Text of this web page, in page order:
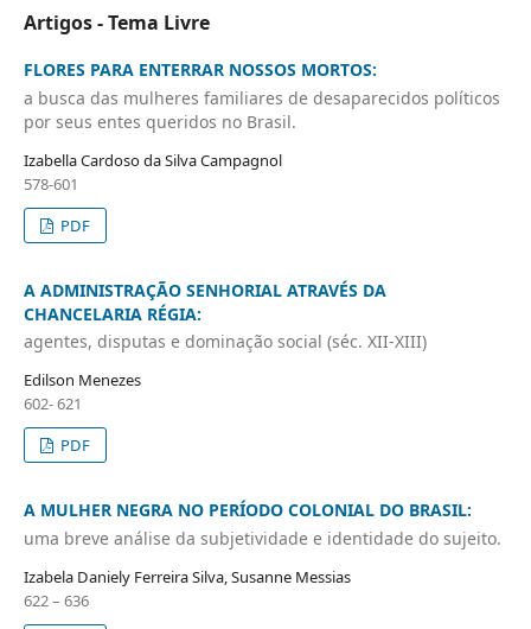
Artigos - Tema Livre
FLORES PARA ENTERRAR NOSSOS MORTOS:
a busca das mulheres familiares de desaparecidos políticos
por seus entes queridos no Brasil.
Izabella Cardoso da Silva Campagnol
578-601
PDF
A ADMINISTRAÇÃO SENHORIAL ATRAVÉS DA
CHANCELARIA RÉGIA:
agentes, disputas e dominação social (séc. XII-XIII)
Edilson Menezes
602- 621
PDF
A MULHER NEGRA NO PERÍODO COLONIAL DO BRASIL:
uma breve análise da subjetividade e identidade do sujeito.
Izabela Daniely Ferreira Silva, Susanne Messias
622 – 636